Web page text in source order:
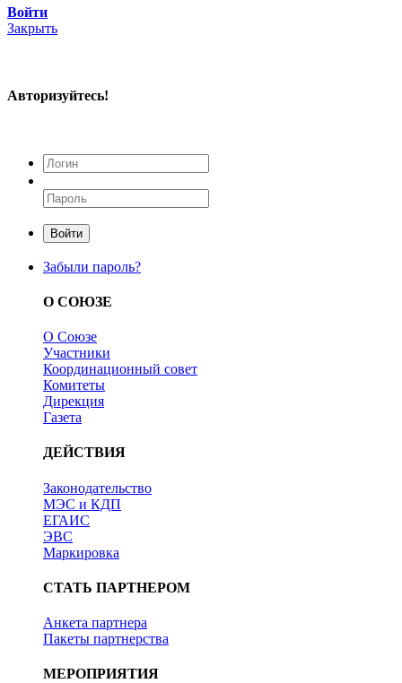
Войти
Закрыть
Авторизуйтесь!
Войти
Забыли пароль?
О СОЮЗЕ
О Союзе
Участники
Координационный совет
Комитеты
Дирекция
Газета
ДЕЙСТВИЯ
Законодательство
МЭС и КДП
ЕГАИС
ЭВС
Маркировка
СТАТЬ ПАРТНЕРОМ
Анкета партнера
Пакеты партнерства
МЕРОПРИЯТИЯ